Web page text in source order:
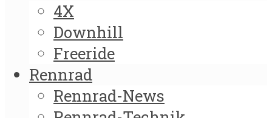
4X
Downhill
Freeride
Rennrad
Rennrad-News